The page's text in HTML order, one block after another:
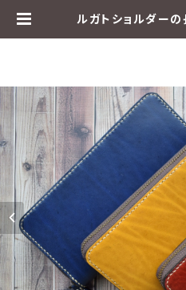
ルガトショルダー